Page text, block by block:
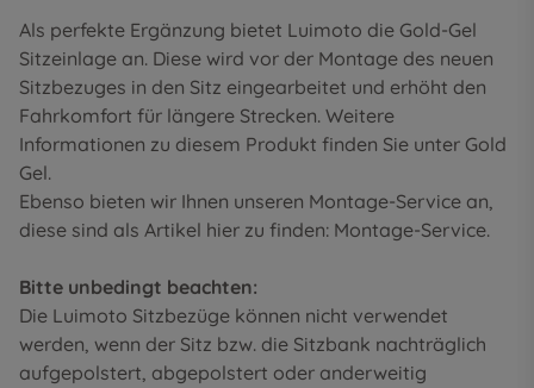
Als perfekte Ergänzung bietet Luimoto die Gold-Gel
Sitzeinlage an. Diese wird vor der Montage des neuen
Sitzbezuges in den Sitz eingearbeitet und erhöht den
Fahrkomfort für längere Strecken. Weitere
Informationen zu diesem Produkt finden Sie unter Gold
Gel.
Ebenso bieten wir Ihnen unseren Montage-Service an,
diese sind als Artikel hier zu finden: Montage-Service.
Bitte unbedingt beachten:
Die Luimoto Sitzbezüge können nicht verwendet
werden, wenn der Sitz bzw. die Sitzbank nachträglich
aufgepolstert, abgepolstert oder anderweitig